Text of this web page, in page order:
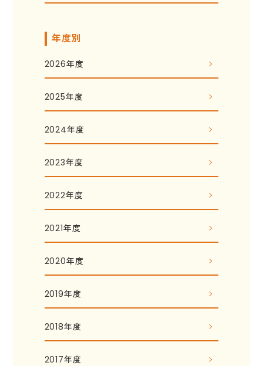
年度別
2026年度
2025年度
2024年度
2023年度
2022年度
2021年度
2020年度
2019年度
2018年度
2017年度